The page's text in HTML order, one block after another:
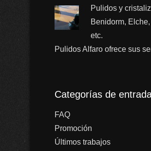
Pulidos y
Benidorm,
etc.
Pulidos Alfaro ofrece sus
Categorías de
FAQ
Promoción
Últimos trabajos